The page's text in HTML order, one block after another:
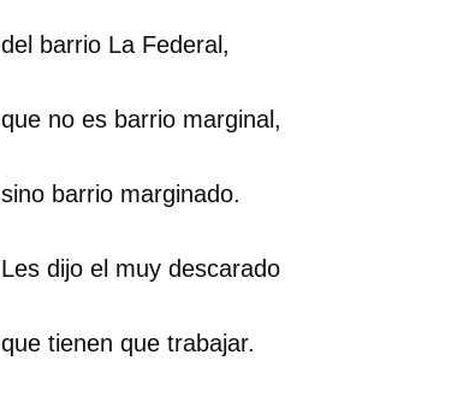
del barrio La Federal,
que no es barrio marginal,
sino barrio marginado.
Les dijo el muy descarado
que tienen que trabajar.